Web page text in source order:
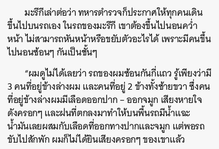
มะรีกีเล่าต่อว่า ทหารตำรวจก็ประกาศให้ทุกคนเดิน
ขึ้นไปบนรถเอง ในรถของมะรีกี เขาต้องขึ้นไปนอนคว่ำ
หน้า ไม่สามารถหันหน้าหรือขยับตัวอะไรได้ เพราะมีคนขึ้น
ไปนอนซ้อนๆ กันเป็นชั้นๆ
“ผมดูไม่ได้เลยว่า รถของผมซ้อนกันกี่แถว รู้เพียงว่ามี
3 คนที่อยู่ข้างล่างผม และคนที่อยู่ 2 ข้างทั้งซ้ายขวา ซึ่งคน
ที่อยู่ข้างล่างผมมีเลือดออกปาก – ออกจมูก เสียงหายใจ
ดังครอกๆ และฝนที่ตกลงมาทำให้บนพื้นรถมีน้ำแฉะ
น้ำมันเลยผสมกับเลือดที่ออกทางปากและจมูก แต่พอรถ
ขับไปสักพัก ผมก็ไม่ได้ยินเสียงครอกๆ ของเขาแล้ว